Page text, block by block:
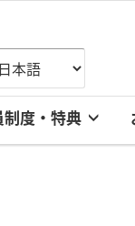
制度・特典